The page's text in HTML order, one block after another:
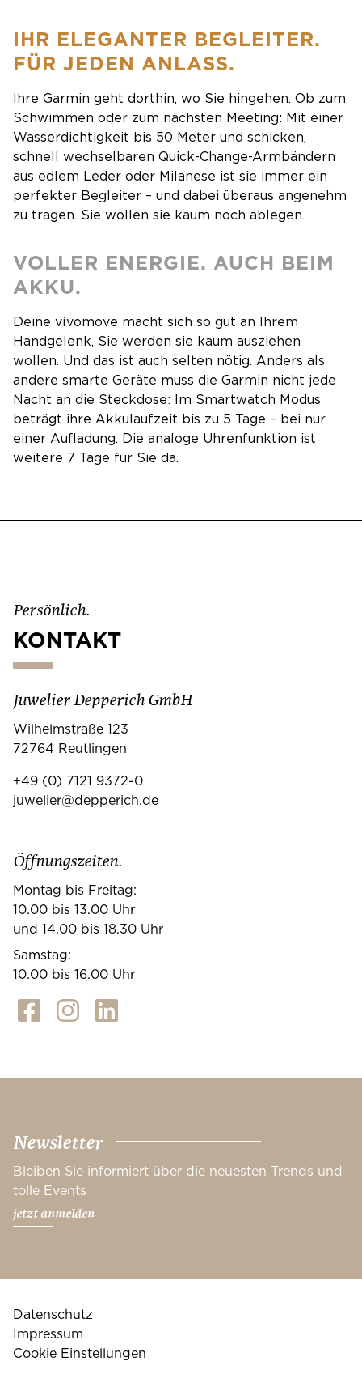
IHR ELEGANTER BEGLEITER.
FÜR JEDEN ANLASS.
Ihre Garmin geht dorthin, wo Sie hingehen. Ob zum
Schwimmen oder zum nächsten Meeting: Mit einer
Wasserdichtigkeit bis 50 Meter und schicken,
schnell wechselbaren Quick-Change-Armbändern
aus edlem Leder oder Milanese ist sie immer ein
perfekter Begleiter – und dabei überaus angenehm
zu tragen. Sie wollen sie kaum noch ablegen.
VOLLER ENERGIE. AUCH BEIM
AKKU.
Deine vívomove macht sich so gut an Ihrem
Handgelenk, Sie werden sie kaum ausziehen
wollen. Und das ist auch selten nötig. Anders als
andere smarte Geräte muss die Garmin nicht jede
Nacht an die Steckdose: Im Smartwatch Modus
beträgt ihre Akkulaufzeit bis zu 5 Tage – bei nur
einer Aufladung. Die analoge Uhrenfunktion ist
weitere 7 Tage für Sie da.
Persönlich.
KONTAKT
Juwelier Depperich GmbH
Wilhelmstraße 123
72764 Reutlingen
+49 (0) 7121 9372-0
juwelier@depperich.de
Öffnungszeiten.
Montag bis Freitag:
10.00 bis 13.00 Uhr
und 14.00 bis 18.30 Uhr
Samstag:
10.00 bis 16.00 Uhr
Newsletter
Bleiben Sie informiert über die neuesten Trends und
tolle Events
jetzt anmelden
Datenschutz
Impressum
Cookie Einstellungen